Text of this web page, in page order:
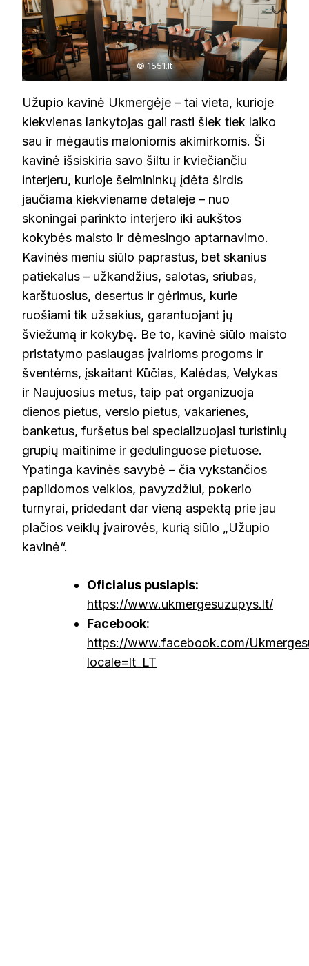
© 1551.lt
Užupio kavinė Ukmergėje – tai vieta, kurioje
kiekvienas lankytojas gali rasti šiek tiek laiko
sau ir mėgautis maloniomis akimirkomis. Ši
kavinė išsiskiria savo šiltu ir kviečiančiu
interjeru, kurioje šeimininkų įdėta širdis
jaučiama kiekviename detaleje – nuo
skoningai parinkto interjero iki aukštos
kokybės maisto ir dėmesingo aptarnavimo.
Kavinės meniu siūlo paprastus, bet skanius
patiekalus – užkandžius, salotas, sriubas,
karštuosius, desertus ir gėrimus, kurie
ruošiami tik užsakius, garantuojant jų
šviežumą ir kokybę. Be to, kavinė siūlo maisto
pristatymo paslaugas įvairioms progoms ir
šventėms, įskaitant Kūčias, Kalėdas, Velykas
ir Naujuosius metus, taip pat organizuoja
dienos pietus, verslo pietus, vakarienes,
banketus, furšetus bei specializuojasi turistinių
grupių maitinime ir gedulinguose pietuose.
Ypatinga kavinės savybė – čia vykstančios
papildomos veiklos, pavyzdžiui, pokerio
turnyrai, pridedant dar vieną aspektą prie jau
plačios veiklų įvairovės, kurią siūlo „Užupio
kavinė“.
Oficialus puslapis:
https://www.ukmergesuzupys.lt/
Facebook:
https://www.facebook.com/
locale=lt_LT